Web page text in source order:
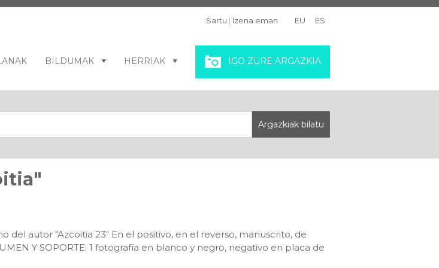
Sartu | Izena eman EU ES
BILDUMAK HERRIAK IGO ZURE ARGAZKIA
del autor "Azcoitia 23" En el positivo, en el reverso, manuscrito, de
Y SOPORTE: 1 fotografía en blanco y negro, negativo en placa de